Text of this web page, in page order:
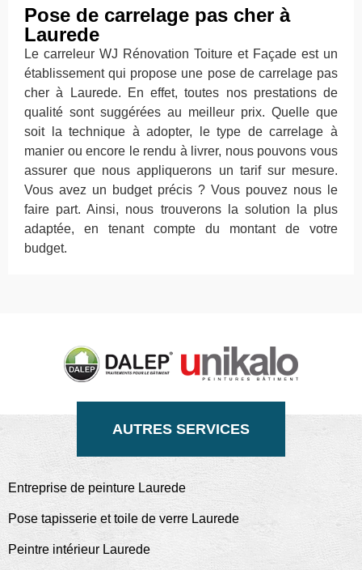
Pose de carrelage pas cher à
Laurede
Le carreleur WJ Rénovation Toiture et Façade est un
établissement qui propose une pose de carrelage pas
cher à Laurede. En effet, toutes nos prestations de
qualité sont suggérées au meilleur prix. Quelle que
soit la technique à adopter, le type de carrelage à
manier ou encore le rendu à livrer, nous pouvons vous
assurer que nous appliquerons un tarif sur mesure.
Vous avez un budget précis ? Vous pouvez nous le
faire part. Ainsi, nous trouverons la solution la plus
adaptée, en tenant compte du montant de votre
budget.
AUTRES SERVICES
Entreprise de peinture Laurede
Pose tapisserie et toile de verre Laurede
Peintre intérieur Laurede